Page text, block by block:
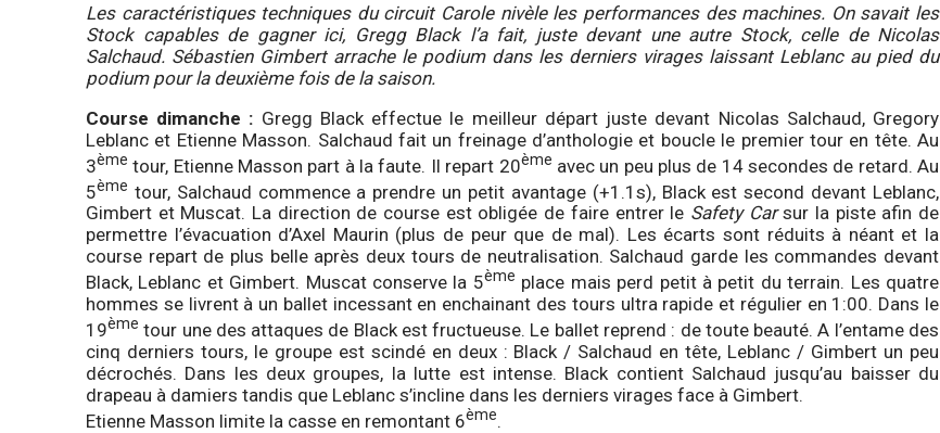
Les caractéristiques techniques du circuit Carole nivèle les performances des machines. On savait les
Stock capables de gagner ici, Gregg Black l’a fait, juste devant une autre Stock, celle de Nicolas
Salchaud. Sébastien Gimbert arrache le podium dans les derniers virages laissant Leblanc au pied du
podium pour la deuxième fois de la saison.
Course dimanche : Gregg Black effectue le meilleur départ juste devant Nicolas Salchaud, Gregory
Leblanc et Etienne Masson. Salchaud fait un freinage d’anthologie et boucle le premier tour en tête. Au
3ème tour, Etienne Masson part à la faute. Il repart 20ème avec un peu plus de 14 secondes de retard. Au
5ème tour, Salchaud commence a prendre un petit avantage (+1.1s), Black est second devant Leblanc,
Gimbert et Muscat. La direction de course est obligée de faire entrer le Safety Carsur la piste afin de
permettre l’évacuation d’Axel Maurin (plus de peur que de mal). Les écarts sont réduits à néant et la
course repart de plus belle après deux tours de neutralisation. Salchaud garde les commandes devant
Black, Leblanc et Gimbert. Muscat conserve la 5ème place mais perd petit à petit du terrain. Les quatre
hommes se livrent à un ballet incessant en enchainant des tours ultra rapide et régulier en 1:00. Dans le
19ème tour une des attaques de Black est fructueuse. Le ballet reprend : de toute beauté. A l’entame des
cinq derniers tours, le groupe est scindé en deux : Black / Salchaud en tête, Leblanc / Gimbert un peu
décrochés. Dans les deux groupes, la lutte est intense. Black contient Salchaud jusqu’au baisser du
drapeau à damiers tandis que Leblanc s’incline dans les derniers virages face à Gimbert.
Etienne Masson limite la casse en remontant 6ème.